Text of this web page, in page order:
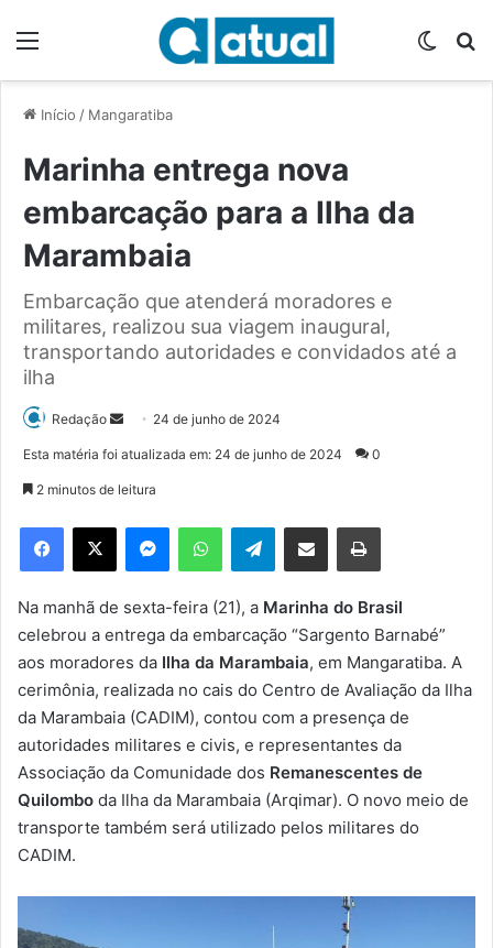
Início / Mangaratiba
Marinha entrega nova
embarcação para a Ilha da
Marambaia
Embarcação que atenderá moradores e
militares, realizou sua viagem inaugural,
transportando autoridades e convidados até a
ilha
Redação
d
e
m
e
-
m
a
24 de junho de 2024
Esta matéria foi atualizada em: 24 de junho de 2024 0
2 minutos de leitura
Telegram
Na manhã de sexta-feira (21), a Marinha do Brasil
celebrou a entrega da embarcação “Sargento Barnabé”
aos moradores da Ilha da Marambaia, em Mangaratiba. A
cerimônia, realizada no cais do Centro de Avaliação da Ilha
da Marambaia (CADIM), contou com a presença de
autoridades militares e civis, e representantes da
Associação da Comunidade dos Remanescentes de
Quilombo da Ilha da Marambaia (Arqimar). O novo meio de
transporte também será utilizado pelos militares do
CADIM.